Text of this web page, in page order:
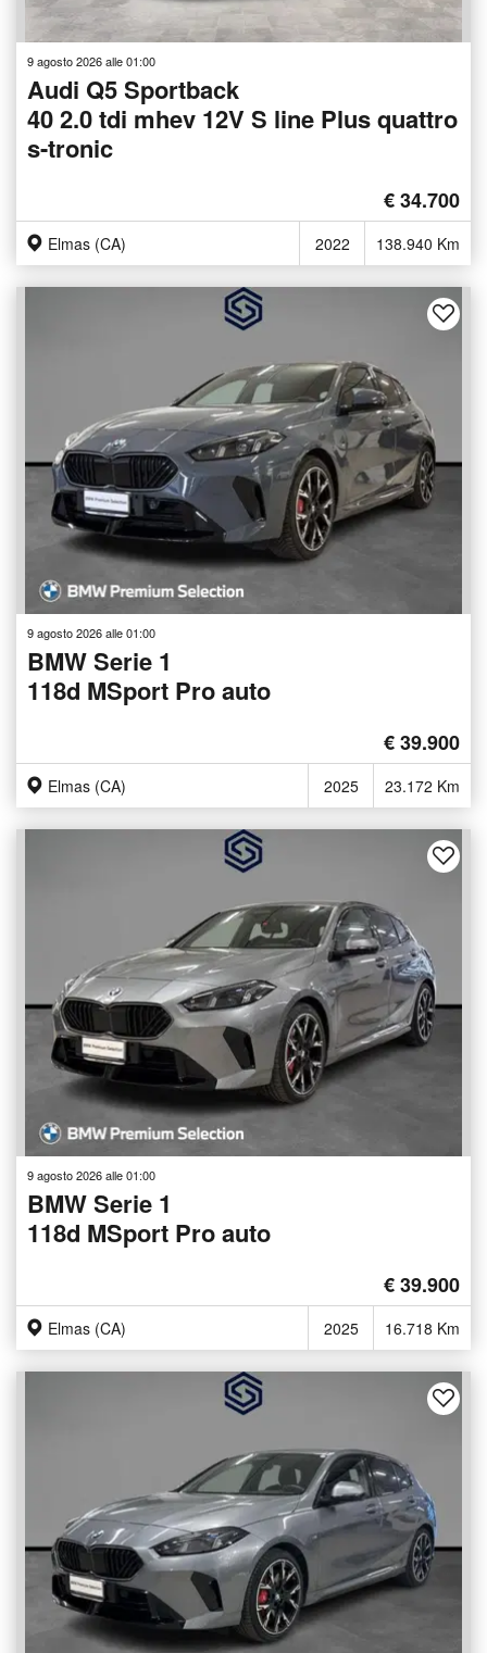
9 agosto 2026 alle 01:00
Audi Q5 Sportback
40 2.0 tdi mhev 12V S line Plus quattro
s-tronic
€ 34.700
Elmas (CA) 2022 138.940 Km
9 agosto 2026 alle 01:00
BMW Serie 1
118d MSport Pro auto
€ 39.900
Elmas (CA) 2025 23.172 Km
9 agosto 2026 alle 01:00
BMW Serie 1
118d MSport Pro auto
€ 39.900
Elmas (CA) 2025 16.718 Km